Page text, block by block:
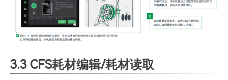
3.3 CFS耗材编辑/耗材读取